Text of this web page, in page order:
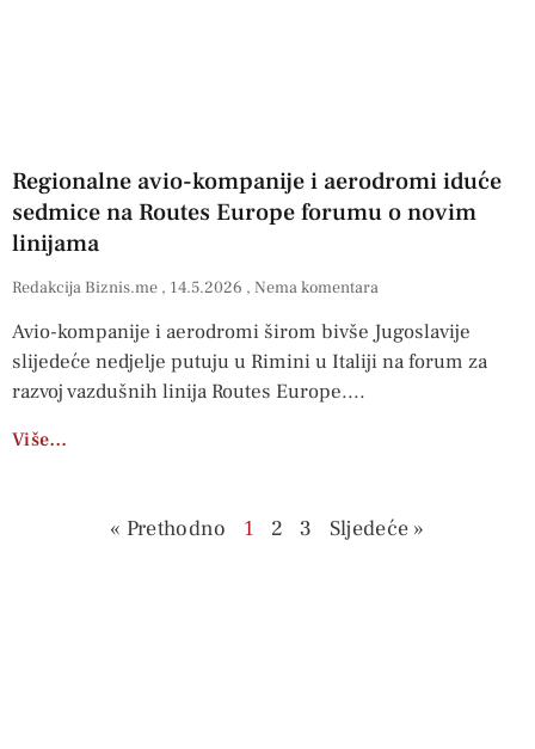
Regionalne avio-kompanije i aerodromi iduće
sedmice na Routes Europe forumu o novim
linijama
Redakcija Biznis.me 14.5.2026 Nema komentara
Avio-kompanije i aerodromi širom bivše Jugoslavije
slijedeće nedjelje putuju u Rimini u Italiji na forum za
razvoj vazdušnih linija Routes Europe.
Više…
« Prethodno 1 2 3 Sljedeće »